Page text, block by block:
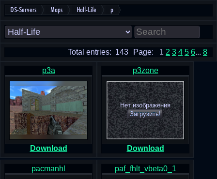
DS-Servers Maps Half-Life p
Page: 1 2 3 4 5 6... 8
Total entries: 143
p3a
Download
p3zone
Нет изображения
Загрузить!
Download
pacmanhl paf_fhlt_vbeta0_1